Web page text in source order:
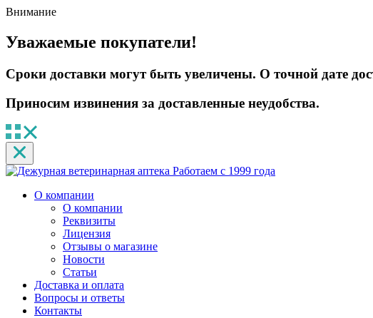
Внимание
Уважаемые покупатели!
Сроки доставки могут быть увеличены. О точной дате
Приносим извинения за доставленные неудобства.
Работаем с 1999 года
О компании
О компании
Реквизиты
Лицензия
Отзывы о магазине
Новости
Статьи
Доставка и оплата
Вопросы и ответы
Контакты